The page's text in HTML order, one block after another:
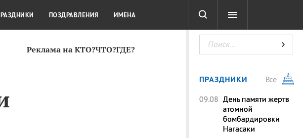
Реклама на КТО?ЧТО?ГДЕ?
КРАСОТА ТЕСТЫ
ПОЗДРАВЛЕНИЯ ИМЕНА
ПРАЗДНИКИ
Все
09.08 День памяти жертв
атомной
бомбардировки
Нагасаки